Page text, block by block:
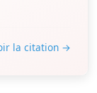
la citation →